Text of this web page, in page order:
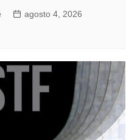
agosto 4, 2026